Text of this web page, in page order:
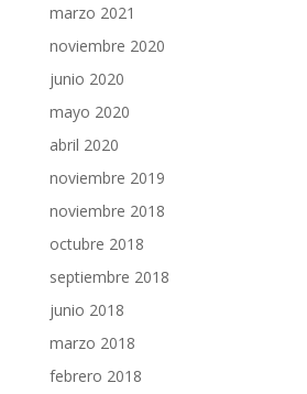
marzo 2021
noviembre 2020
junio 2020
mayo 2020
abril 2020
noviembre 2019
noviembre 2018
octubre 2018
septiembre 2018
junio 2018
marzo 2018
febrero 2018